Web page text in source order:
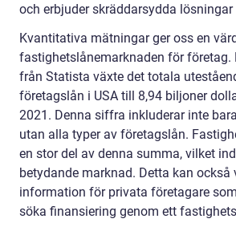
och erbjuder skräddarsydda
Kvantitativa mätningar ger oss en
fastighetslånemarknaden för företag.
från Statista växte det totala
företagslån i USA till 8,94 biljoner
2021. Denna siffra inkluderar inte
utan alla typer av företagslån.
en stor del av denna summa, vilket
betydande marknad. Detta kan också
information för privata företagare
söka finansiering genom ett